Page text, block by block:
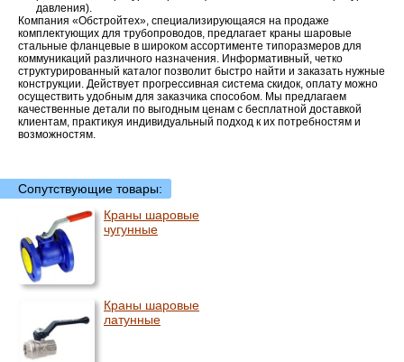
давления).
Компания «Обстройтех», специализирующаяся на продаже
комплектующих для трубопроводов, предлагает краны шаровые
стальные фланцевые в широком ассортименте типоразмеров для
коммуникаций различного назначения. Информативный, четко
структурированный каталог позволит быстро найти и заказать нужные
конструкции. Действует прогрессивная система скидок, оплату можно
осуществить удобным для заказчика способом. Мы предлагаем
качественные детали по выгодным ценам с бесплатной доставкой
клиентам, практикуя индивидуальный подход к их потребностям и
возможностям.
Сопутствующие товары:
Краны шаровые
чугунные
Краны шаровые
латунные